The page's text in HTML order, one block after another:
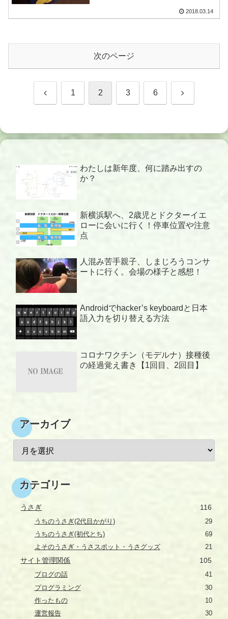
2018.03.14
次のページ
前 1 2 3 6 次
わたしは新年度、何に踏み出すの
か？
新横浜駅へ、2歳児とドクターイエ
ローに会いに行く！停車位置や注意
点
人混み苦手親子、しまじろうコンサ
ートに行く。会場の様子と感想！
Androidでhacker’s keyboardと日本
語入力を切り替える方法
コロナワクチン（モデルナ）接種後
の経過覚え書き【1回目、2回目】
アーカイブ
カテゴリー
うさぎ 116
うちのうさぎ(2代目かがり)
29
うちのうさぎ(初代とち)
69
よそのうさぎ・うさスポット・うさグッズ
21
サイト管理関係 105
ブログの話
41
プログラミング
30
作ったもの
10
運営報告
30